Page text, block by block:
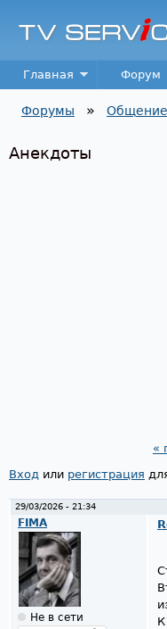
TV
Service
Main menu
Главная Форум
Форумы » Общение
Анекдоты
Страницы
«
Вход или регистрация
29/03/2026 - 21:34
FIMA
Не в сети